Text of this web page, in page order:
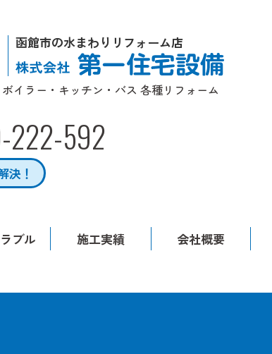
函館市の水まわりリフォーム店
ボイラー・キッチン・バス 各種リフォーム
222-592
決！
ブル 施工実績 会社概要